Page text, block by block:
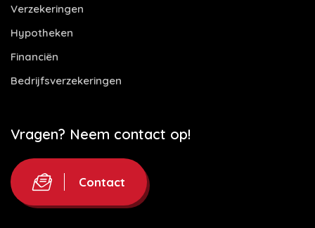
Verzekeringen
Hypotheken
Financiën
Bedrijfsverzekeringen
Vragen? Neem contact op!
Contact